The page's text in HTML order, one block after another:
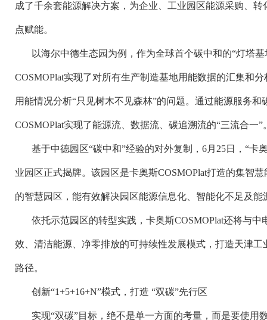
成了千余套能源解决方案，为企业、工业园区能源采购、
点赋能。
以海尔中德生态园为例，作为全球首个碳中和的“灯塔
COSMOPlat实现了对所有生产制造基地用能数据的汇集和
用能情况分析“只见树木不见森林”的问题。通过能源服务
COSMOPlat实现了能源流、数据流、碳追溯流的“三流合一”
基于中德园区“碳中和”经验的对外复制，6月25日，“卡
业园区正式揭牌。该园区是卡奥斯COSMOPlat打造的集智
的智慧园区，能有效解决园区能源信息化、智能化不足及
依托示范园区的转型实践，卡奥斯COSMOPlat还将与
效、清洁能源、净零排放的可持续性发展模式，打造天津
路径。
创新“1+5+16+N”模式，打造 “双碳”先行区
实现“双碳”目标，绝不是单一方面的考量，而是要使用